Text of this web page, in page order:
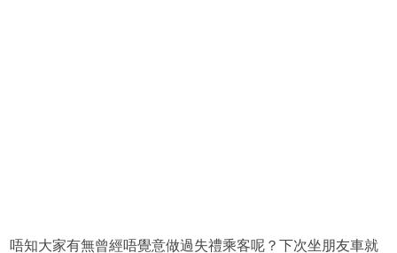
唔知大家有無曾經唔覺意做過失禮乘客呢？下次坐朋友車就